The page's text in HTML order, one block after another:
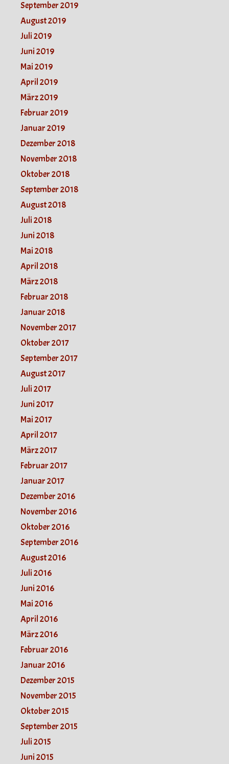
September 2019
August 2019
Juli 2019
Juni 2019
Mai 2019
April 2019
März 2019
Februar 2019
Januar 2019
Dezember 2018
November 2018
Oktober 2018
September 2018
August 2018
Juli 2018
Juni 2018
Mai 2018
April 2018
März 2018
Februar 2018
Januar 2018
November 2017
Oktober 2017
September 2017
August 2017
Juli 2017
Juni 2017
Mai 2017
April 2017
März 2017
Februar 2017
Januar 2017
Dezember 2016
November 2016
Oktober 2016
September 2016
August 2016
Juli 2016
Juni 2016
Mai 2016
April 2016
März 2016
Februar 2016
Januar 2016
Dezember 2015
November 2015
Oktober 2015
September 2015
Juli 2015
Juni 2015